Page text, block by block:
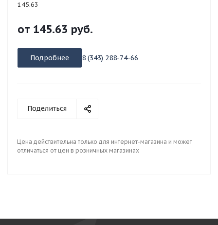
145.63
от 145.63 руб.
Подробнее 8 (343) 288-74-66
Поделиться
Цена действительна только для интернет-магазина и может
отличаться от цен в розничных магазинах